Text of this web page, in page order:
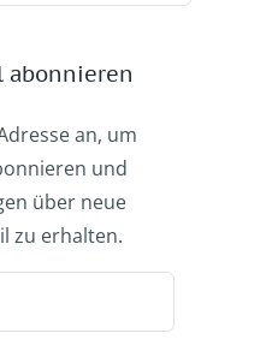
abonnieren
an, um
und
über neue
zu erhalten.